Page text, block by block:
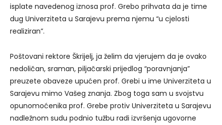
isplate navedenog iznosa prof. Grebo prihvata da je time
dug Univerziteta u Sarajevu prema njemu “u cjelosti
realiziran”.
Poštovani rektore Škrijelj, ja želim da vjerujem da je ovako
nedoličan, sraman, piljačarski prijedlog “poravnjanja”
preuzete obaveze upućen prof. Grebi u ime Univerziteta u
Sarajevu mimo Vašeg znanja. Zbog toga sam u svojstvu
opunomoćenika prof. Grebe protiv Univerziteta u Sarajevu
nadležnom sudu podnio tužbu radi izvršenja ugovorne